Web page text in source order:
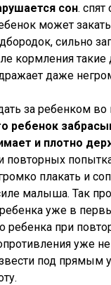
сон.
может
сильно
кормления такие
даже
за ребенком во
ребенок
и плотно
повторных
плакать и
малыша. Так
уже в
ребенка при
уже
под прямым